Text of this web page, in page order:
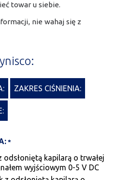
towar u siebie.
nie wahaj się z
ZAKRES CIŚNIENIA:
odsłoniętą kapilarą o trwałej
wyjściowym 0-5 V DC